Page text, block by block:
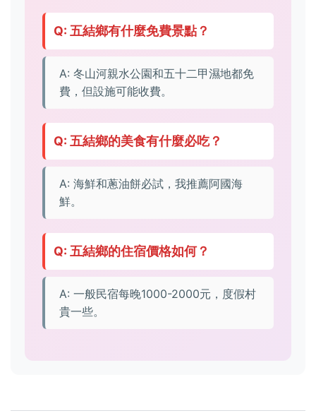
Q: 五結鄉有什麼免費景點？
A: 冬山河親水公園和五十二甲濕地都免
費，但設施可能收費。
Q: 五結鄉的美食有什麼必吃？
A: 海鮮和蔥油餅必試，我推薦阿國海
鮮。
Q: 五結鄉的住宿價格如何？
A: 一般民宿每晚1000-2000元，度假村
貴一些。